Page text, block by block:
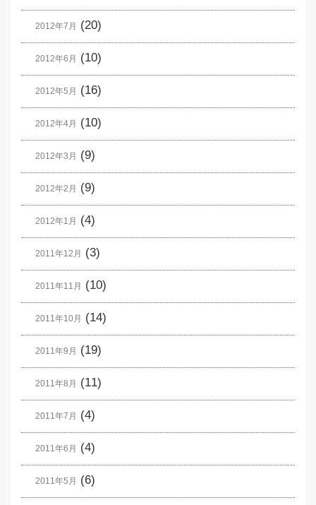
2012年7月 (20)
2012年6月 (10)
2012年5月 (16)
2012年4月 (10)
2012年3月 (9)
2012年2月 (9)
2012年1月 (4)
2011年12月 (3)
2011年11月 (10)
2011年10月 (14)
2011年9月 (19)
2011年8月 (11)
2011年7月 (4)
2011年6月 (4)
2011年5月 (6)